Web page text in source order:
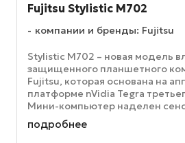
Fujitsu Stylistic M702
компании и бренды: Fujitsu
Stylistic M702 – новая модель
защищенного планшетного
Fujitsu, которая основана на
платформе nVidia Tegra
Мини-компьютер наделен
диагональю 10,1 дюйма,
подробнее